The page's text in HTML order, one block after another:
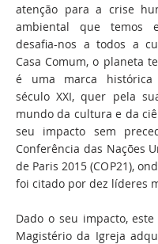
atenção para a crise
ambiental que temos
desafia-nos a todos a
Casa Comum, o planeta
é uma marca
século XXI, quer pela
mundo da cultura e da
seu impacto sem
Conferência das Nações
de Paris 2015 (COP21),
foi citado por dez líderes
Dado o seu impacto,
Magistério da Igreja